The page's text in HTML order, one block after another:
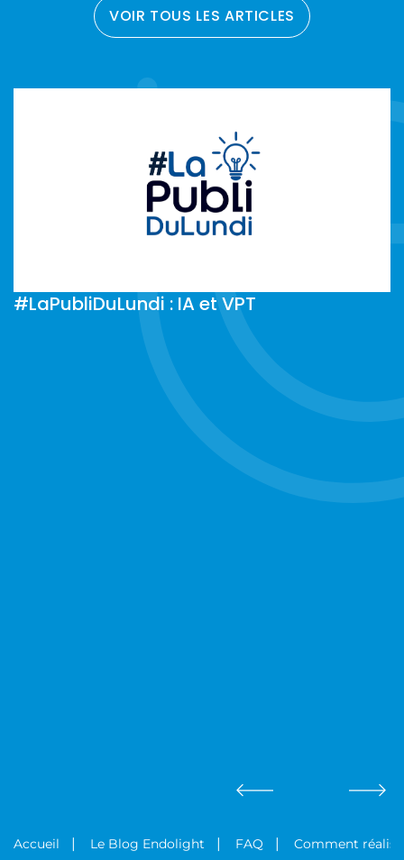
VOIR TOUS LES ARTICLES
#LaPubliDuLundi : IA et VPT
Accueil Le Blog Endolight FAQ Comment